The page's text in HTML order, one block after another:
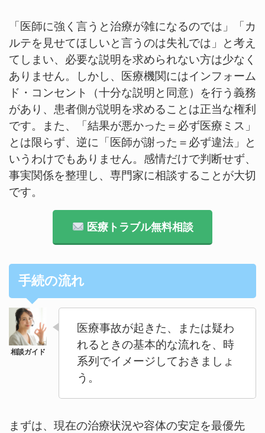
「医師に強く言うと治療が雑になるのでは」「カ
ルテを見せてほしいと言うのは失礼では」と考え
てしまい、必要な説明を求められない方は少なく
ありません。しかし、医療機関にはインフォーム
ド・コンセント（十分な説明と同意）を行う義務
があり、患者側が説明を求めることは正当な権利
です。また、「結果が悪かった＝必ず医療ミス」
とは限らず、逆に「医師が謝った＝必ず違法」と
いうわけでもありません。感情だけで判断せず、
事実関係を整理し、専門家に相談することが大切
です。
医療トラブル無料相談
手続の流れ
医療事故が起きた、または疑わ
れるときの基本的な流れを、時
系列でイメージしておきましょ
う。
まずは、現在の治療状況や容体の安定を最優先